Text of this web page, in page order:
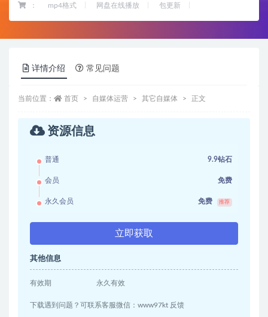
： mp4格式 网盘在线播放 包更新
详情介绍 常见问题
当前位置： 首页 自媒体运营 其它自媒体 正文
资源信息
普通 9.9钻石
会员 免费
永久会员 免费 推荐
立即获取
其他信息
有效期 永久有效
下载遇到问题？可联系客服微信：www97kt 反馈